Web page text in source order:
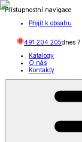
Přístupnostní navigace
Přejít k obsahu
491 204 205dnes 7
Katalogy
O nás
Kontakty